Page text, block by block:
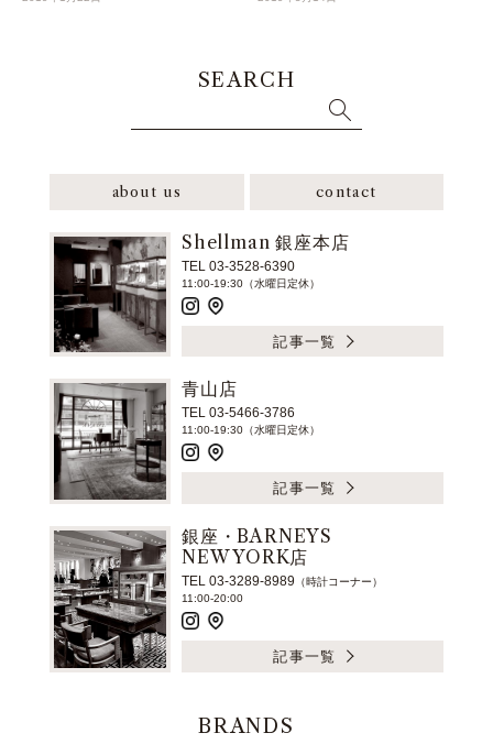
SEARCH
about us contact
Shellman 銀座本店
TEL 03-3528-6390
11:00-19:30（水曜日定休）
記事一覧
青山店
TEL 03-5466-3786
11:00-19:30（水曜日定休）
記事一覧
銀座・BARNEYS
NEW YORK店
TEL 03-3289-8989 （時計コーナー）
11:00-20:00
記事一覧
BRANDS